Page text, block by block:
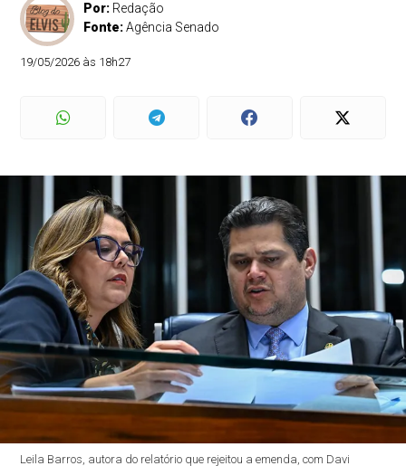
Por: Redação
Fonte:Agência Senado
19/05/2026 às 18h27
Leila Barros, autora do relatório que rejeitou a emenda, com Davi